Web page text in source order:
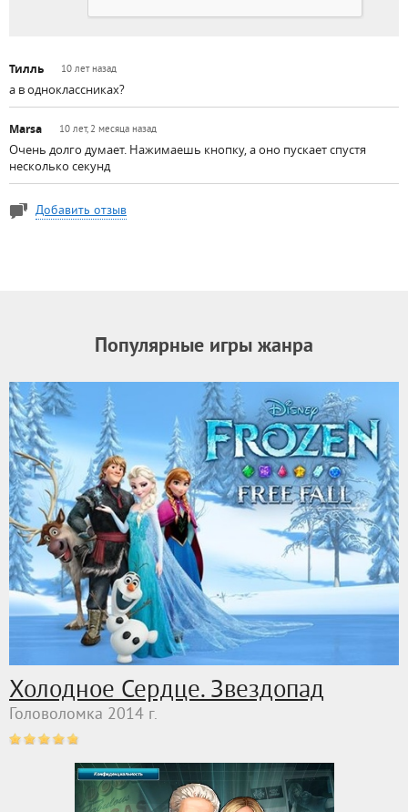
Тилль 10 лет назад
а в одноклассниках?
Marsa 10 лет, 2 месяца назад
Очень долго думает. Нажимаешь кнопку, а оно пускает спустя
несколько секунд
Добавить отзыв
Популярные игры жанра
Холодное Сердце. Звездопад
Головоломка 2014 г.